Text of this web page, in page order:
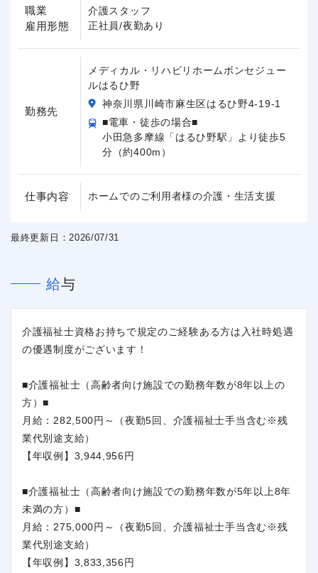
職業
雇用形態
介護スタッフ
正社員/夜勤あり
勤務先
メディカル・リハビリホームボンセジュー
ルはるひ野
神奈川県川崎市麻生区はるひ野4-19-1
■電車・徒歩の場合■
小田急多摩線「はるひ野駅」より徒歩5
分（約400m）
仕事内容 ホームでのご利用者様の介護・生活支援
最終更新日：2026/07/31
給与
介護福祉士資格お持ちで規定のご経験ある方は入社時処遇
の優遇制度がございます！
■介護福祉士（高齢者向け施設での勤務年数が8年以上の
方）■
月給：282,500円～（夜勤5回、介護福祉士手当含む※残
業代別途支給）
【年収例】3,944,956円
■介護福祉士（高齢者向け施設での勤務年数が5年以上8年
未満の方）■
月給：275,000円～（夜勤5回、介護福祉士手当含む※残
業代別途支給）
【年収例】3,833,356円